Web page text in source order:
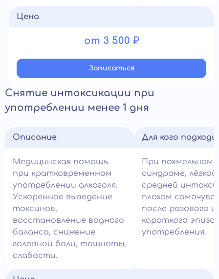
Цена
от 3 500 ₽
Записатьcя
Снятие интоксикации при
употреблении менее 1 дня
Описание
Медицинская помощь
при кратковременном
употреблении алкоголя.
Ускоренное выведение
токсинов,
восстановление водного
баланса, снижение
головной боли, тошноты,
слабости.
Для кого
При похмельном
синдроме, лёгкой
средней
плохом
после разового
короткого
употребления.